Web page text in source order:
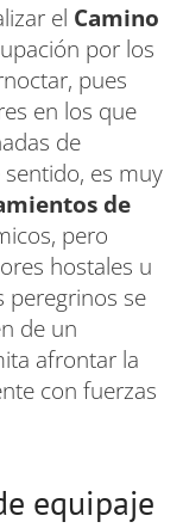
el Camino
por los
pues
en los que
de
sentido, es muy
de
pero
hostales u
peregrinos se
de un
afrontar la
con fuerzas
equipaje